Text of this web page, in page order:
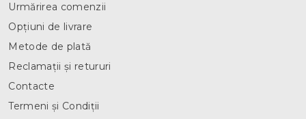
Urmărirea comenzii
Opțiuni de livrare
Metode de plată
Reclamații și retururi
Contacte
Termeni și Condiții